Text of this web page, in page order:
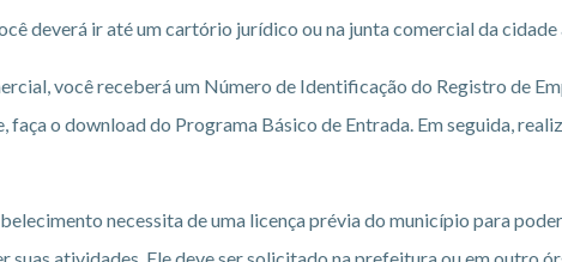
deverá ir até um cartório jurídico ou na junta comercial da
você receberá um Número de Identificação do Registro de
o download do Programa Básico de Entrada. Em seguida,
necessita de uma licença prévia do município para